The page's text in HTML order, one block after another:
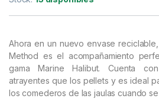
Cebos ,Engodos
Dynamite Baits
Method Mix 2kg